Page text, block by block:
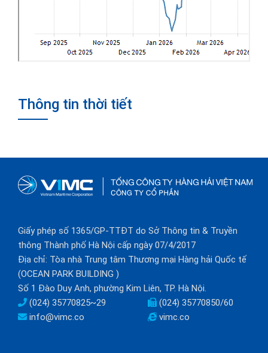
Thông tin thời tiết
Giấy phép số 1365/GP-TTĐT do Sở Thông tin & Truyền
thông Thành phố Hà Nội cấp ngày 07/4/2017
Địa chỉ: Tòa nhà Trung tâm Thương mại Hàng hải Quốc tế
(OCEAN PARK BUILDING )
Số 1 Đào Duy Anh, phường Kim Liên, TP. Hà Nội.
(024) 35770825~29
(024) 35770850/60
info@vimc.co
vimc.co